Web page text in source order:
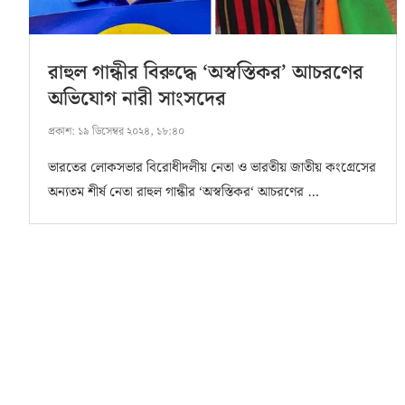
রাহুল গান্ধীর বিরুদ্ধে ‘অস্বস্তিকর’ আচরণের
অভিযোগ নারী সাংসদের
প্রকাশ: ১৯ ডিসেম্বর ২০২৪, ১৮:৪০
ভারতের লোকসভার বিরোধীদলীয় নেতা ও ভারতীয় জাতীয় কংগ্রেসের
অন্যতম শীর্ষ নেতা রাহুল গান্ধীর ‘অস্বস্তিকর‘ আচরণের …